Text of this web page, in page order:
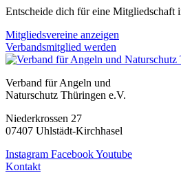
Entscheide dich für eine Mitgliedschaft
Mitgliedsvereine anzeigen
Verbandsmitglied werden
Verband für Angeln und
Naturschutz Thüringen e.V.
Niederkrossen 27
07407 Uhlstädt-Kirchhasel
Instagram FacebookYoutube
Kontakt